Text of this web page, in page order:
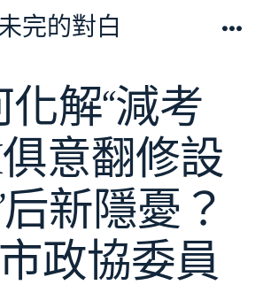
完的對白
解“減考
意翻修設
新隱憂？
政協委員